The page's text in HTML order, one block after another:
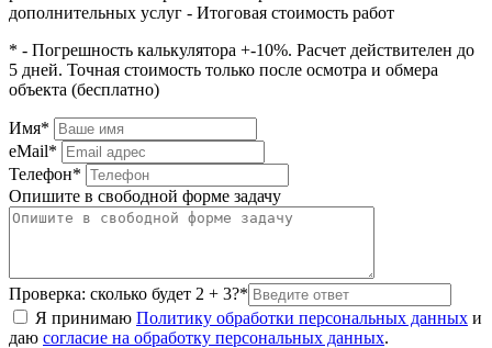
дополнительных услуг - Итоговая стоимость работ
* - Погрешность калькулятора +-10%. Расчет действителен до
5 дней. Точная стоимость только после осмотра и обмера
объекта (бесплатно)
Имя*
eMail*
Телефон*
Опишите в свободной форме задачу
Проверка: сколько будет 2 + 3?*
Я принимаю Политику обработки персональных данных и
даю согласие на обработку персональных данных.